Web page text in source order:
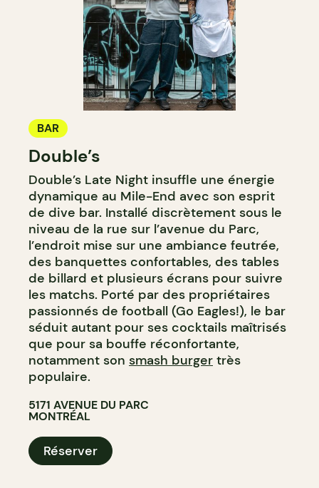
BAR
Double’s
Double’s Late Night insuffle une énergie
dynamique au Mile-End avec son esprit
de dive bar. Installé discrètement sous le
niveau de la rue sur l’avenue du Parc,
l’endroit mise sur une ambiance feutrée,
des banquettes confortables, des tables
de billard et plusieurs écrans pour suivre
les matchs. Porté par des propriétaires
passionnés de football (Go Eagles!), le bar
séduit autant pour ses cocktails maîtrisés
que pour sa bouffe réconfortante,
notamment son smash burger très
populaire.
5171 AVENUE DU PARC
MONTRÉAL
Réserver